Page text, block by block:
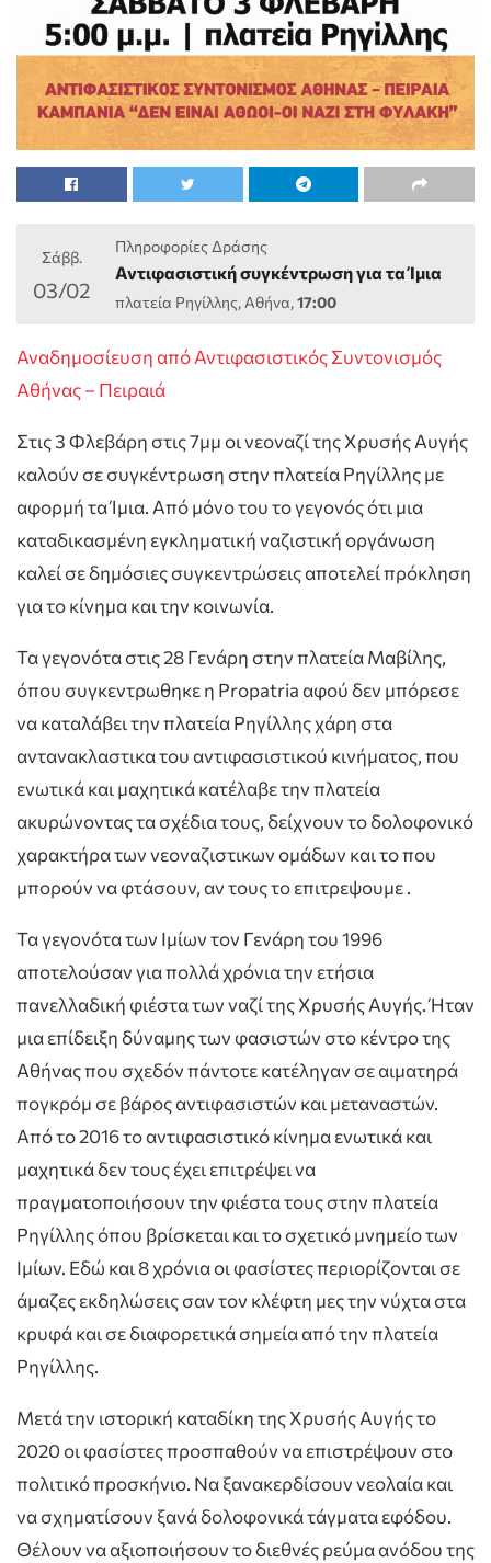
Πληροφορίες Δράσης
Σάββ.
03/02
Αντιφασιστική συγκέντρωση για τα Ίμια
πλατεία Ρηγίλλης, Αθήνα,17:00
Αναδημοσίευση από Αντιφασιστικός Συντονισμός
Αθήνας – Πειραιά
Στις 3 Φλεβάρη στις 7μμ οι νεοναζί της Χρυσής Αυγής
καλούν σε συγκέντρωση στην πλατεία Ρηγίλλης με
αφορμή τα Ίμια. Από μόνο του το γεγονός ότι μια
καταδικασμένη εγκληματική ναζιστική οργάνωση
καλεί σε δημόσιες συγκεντρώσεις αποτελεί πρόκληση
για το κίνημα και την κοινωνία.
Τα γεγονότα στις 28 Γενάρη στην πλατεία Μαβίλης,
όπου συγκεντρωθηκε η Propatria αφού δεν μπόρεσε
να καταλάβει την πλατεία Ρηγίλλης χάρη στα
αντανακλαστικα του αντιφασιστικού κινήματος, που
ενωτικά και μαχητικά κατέλαβε την πλατεία
ακυρώνοντας τα σχέδια τους, δείχνουν το δολοφονικό
χαρακτήρα των νεοναζιστικων ομάδων και το που
μπορούν να φτάσουν, αν τους το επιτρεψουμε .
Τα γεγονότα των Ιμίων τον Γενάρη του 1996
αποτελούσαν για πολλά χρόνια την ετήσια
πανελλαδική φιέστα των ναζί της Χρυσής Αυγής. Ήταν
μια επίδειξη δύναμης των φασιστών στο κέντρο της
Αθήνας που σχεδόν πάντοτε κατέληγαν σε αιματηρά
πογκρόμ σε βάρος αντιφασιστών και μεταναστών.
Από το 2016 το αντιφασιστικό κίνημα ενωτικά και
μαχητικά δεν τους έχει επιτρέψει να
πραγματοποιήσουν την φιέστα τους στην πλατεία
Ρηγίλλης όπου βρίσκεται και το σχετικό μνημείο των
Ιμίων. Εδώ και 8 χρόνια οι φασίστες περιορίζονται σε
άμαζες εκδηλώσεις σαν τον κλέφτη μες την νύχτα στα
κρυφά και σε διαφορετικά σημεία από την πλατεία
Ρηγίλλης.
Μετά την ιστορική καταδίκη της Χρυσής Αυγής το
2020 οι φασίστες προσπαθούν να επιστρέψουν στο
πολιτικό προσκήνιο. Να ξανακερδίσουν νεολαία και
να σχηματίσουν ξανά δολοφονικά τάγματα εφόδου.
Θέλουν να αξιοποιήσουν το διεθνές ρεύμα ανόδου της